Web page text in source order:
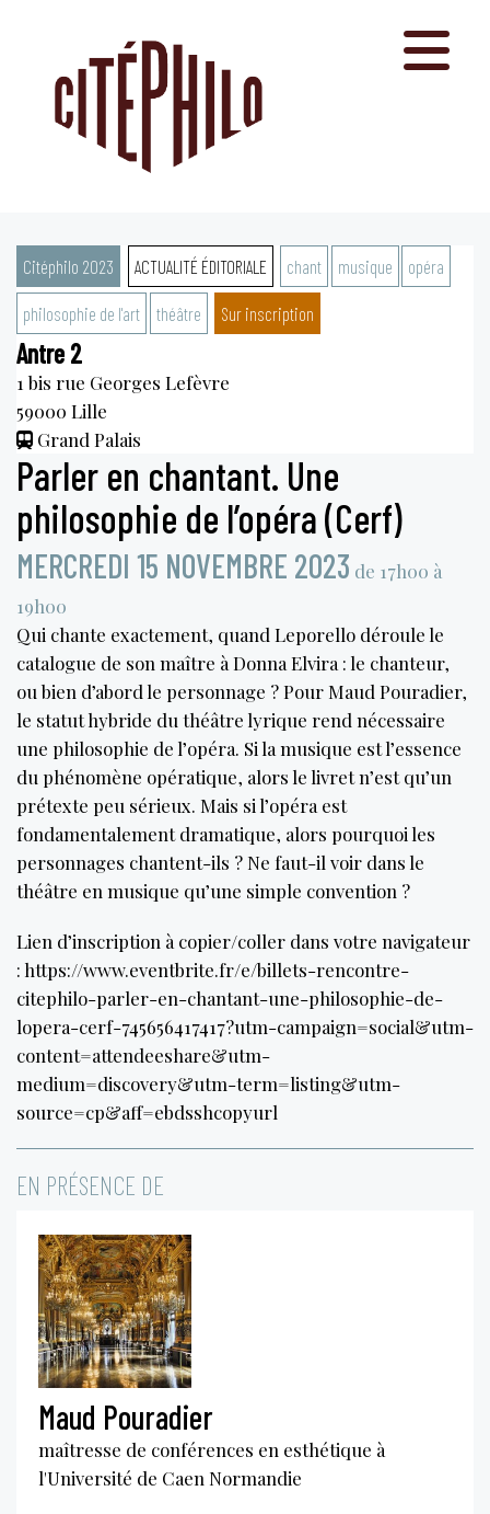
Citéphilo 2023 ACTUALITÉ ÉDITORIALE chant musique opéra
philosophie de l'art théâtre Sur inscription
Antre 2
1 bis rue Georges Lefèvre
59000 Lille
Grand Palais
Parler en chantant. Une
philosophie de l’opéra (Cerf)
MERCREDI 15 NOVEMBRE 2023 de 17h00 à
19h00
Qui chante exactement, quand Leporello déroule le
catalogue de son maître à Donna Elvira : le chanteur,
ou bien d’abord le personnage ? Pour Maud Pouradier,
le statut hybride du théâtre lyrique rend nécessaire
une philosophie de l’opéra. Si la musique est l’essence
du phénomène opératique, alors le livret n’est qu’un
prétexte peu sérieux. Mais si l’opéra est
fondamentalement dramatique, alors pourquoi les
personnages chantent-ils ? Ne faut-il voir dans le
théâtre en musique qu’une simple convention ?
Lien d’inscription à copier/coller dans votre navigateur
: https://www.eventbrite.fr/e/billets-rencontre-
citephilo-parler-en-chantant-une-philosophie-de-
lopera-cerf-745656417417?utm-campaign=social&utm-
content=attendeeshare&utm-
medium=discovery&utm-term=listing&utm-
source=cp&aff=ebdsshcopyurl
EN PRÉSENCE DE
Maud Pouradier
maîtresse de conférences en esthétique à
l'Université de Caen Normandie